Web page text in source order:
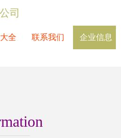
司
全 联系我们 企业信息